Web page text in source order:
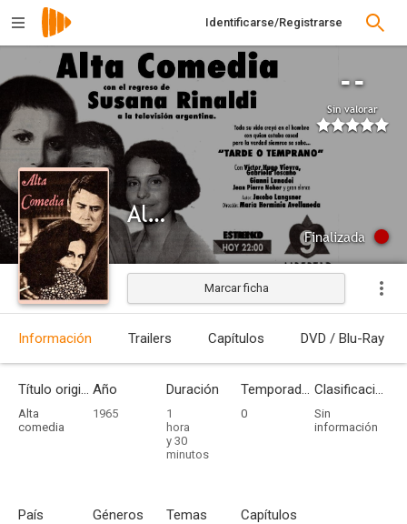
Identificarse/Registrarse
--
Sin valorar
Alta comedia
Finalizada
Marcar ficha
Información Trailers Capítulos DVD / Blu-Ray
Título original
Alta
comedia
Año
1965
Duración
1
hora
y 30
minutos
Temporadas
0
Clasificación por edades
Sin
información
País Géneros Temas Capítulos